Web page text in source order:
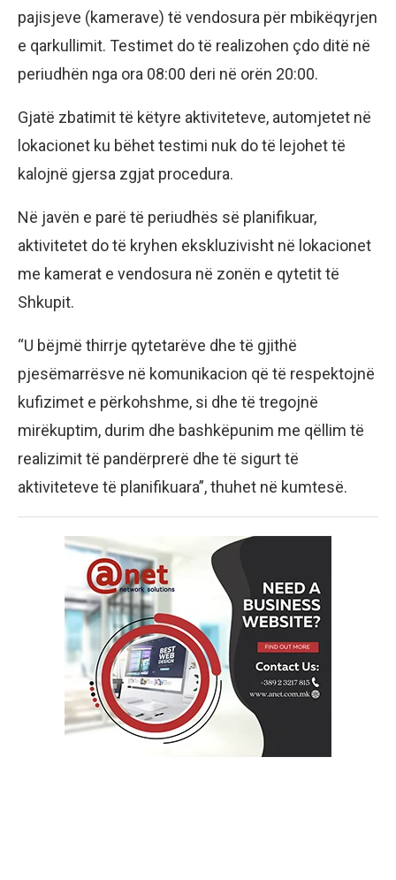
pajisjeve (kamerave) të vendosura për mbikëqyrjen
e qarkullimit. Testimet do të realizohen çdo ditë në
periudhën nga ora 08:00 deri në orën 20:00.
Gjatë zbatimit të këtyre aktiviteteve, automjetet në
lokacionet ku bëhet testimi nuk do të lejohet të
kalojnë gjersa zgjat procedura.
Në javën e parë të periudhës së planifikuar,
aktivitetet do të kryhen ekskluzivisht në lokacionet
me kamerat e vendosura në zonën e qytetit të
Shkupit.
“U bëjmë thirrje qytetarëve dhe të gjithë
pjesëmarrësve në komunikacion që të respektojnë
kufizimet e përkohshme, si dhe të tregojnë
mirëkuptim, durim dhe bashkëpunim me qëllim të
realizimit të pandërprerë dhe të sigurt të
aktiviteteve të planifikuara”, thuhet në kumtesë.